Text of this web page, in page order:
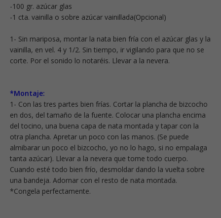
-100 gr. azúcar glas
-1 cta. vainilla o sobre azúcar vainillada(Opcional)
1- Sin mariposa, montar la nata bien fría con el azúcar glas y la
vainilla, en vel. 4 y 1/2. Sin tiempo, ir vigilando para que no se
corte. Por el sonido lo notaréis. Llevar a la nevera.
*Montaje:
1- Con las tres partes bien frías. Cortar la plancha de bizcocho
en dos, del tamaño de la fuente. Colocar una plancha encima
del tocino, una buena capa de nata montada y tapar con la
otra plancha. Apretar un poco con las manos. (Se puede
almibarar un poco el bizcocho, yo no lo hago, si no empalaga
tanta azúcar). Llevar a la nevera que tome todo cuerpo.
Cuando esté todo bien frío, desmoldar dando la vuelta sobre
una bandeja. Adornar con el resto de nata montada.
*Congela perfectamente.